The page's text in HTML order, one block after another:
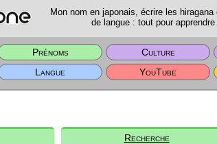
Mon nom en japonais, écrire les
de langue : tout pour
Prénoms Culture
Langue YouTube
Recherche